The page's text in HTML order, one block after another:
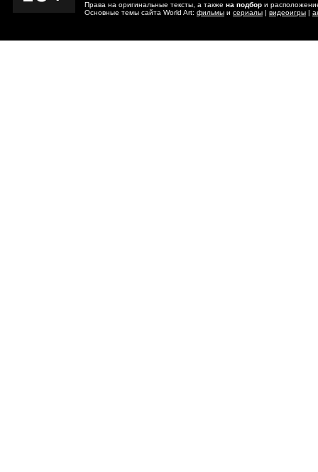
Права на оригинальные тексты, а также на подбор и
Основные темы сайта World Art: фильмы и сериалы | видеоигры |